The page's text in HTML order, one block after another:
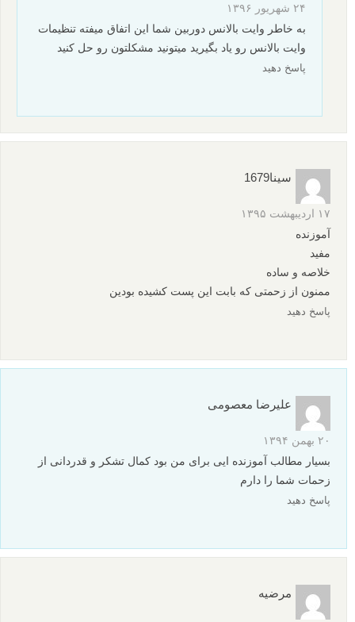
۲۴ شهریور ۱۳۹۶
به خاطر وایت بالانس دوربین شما این اتفاق میفته تنظیمات
وایت بالانس رو یاد بگیرید میتونید مشکلتون رو حل کنید
پاسخ دهید
سینا1679
۱۷ اردیبهشت ۱۳۹۵
آموزنده
مفید
خلاصه و ساده
ممنون از زحمتی که بابت این پست کشیده بودین
پاسخ دهید
علیرضا معصومی
۲۰ بهمن ۱۳۹۴
بسیار مطالب آموزنده ایی برای من بود کمال تشکر و قدردانی از
زحمات شما را دارم
پاسخ دهید
مرضیه